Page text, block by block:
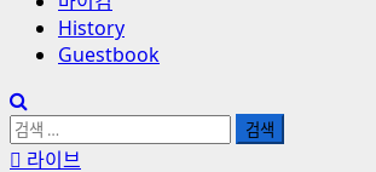
History
Guestbook
검
색:라이브